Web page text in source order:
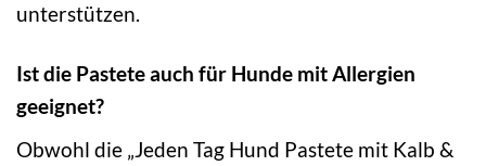
unterstützen.
Ist die Pastete auch für Hunde mit Allergien
geeignet?
Obwohl die „Jeden Tag Hund Pastete mit Kalb &